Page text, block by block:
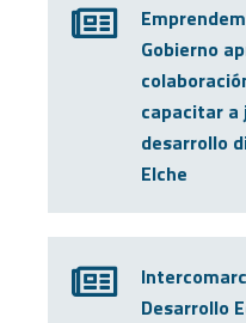
Gobierno
capacitar a
desarrollo
Elche
Desarrollo